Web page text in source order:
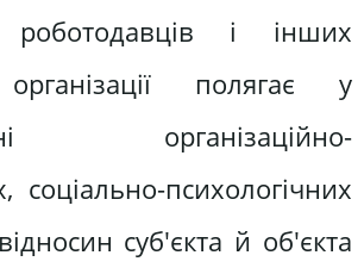
роботодавців і інших
полягає у
організаційно-
соціально-психологічних
суб'єкта й об'єкта